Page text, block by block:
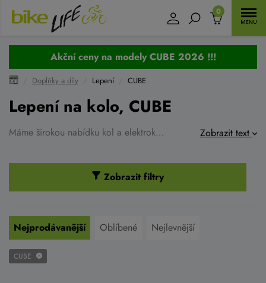
0
Akční ceny na modely CUBE 2026 !!!
Doplňky a díly Lepení CUBE
Lepení na kolo, CUBE
Máme širokou nabídku kol a elektrokol CUBE připravených přimo na prodejně k vyzkoušení. Nakupujte u nás, kde najdete nejširší nabídku kol a elektrokol CUBE v Brně. Máme skvělé recenze, přes 20 let zkušeností a zajistíme odborný záruční i pozáruční servis. Zobrazit text
Zobrazit filtry
Nejprodávanější Oblíbené Nejlevnější
CUBE